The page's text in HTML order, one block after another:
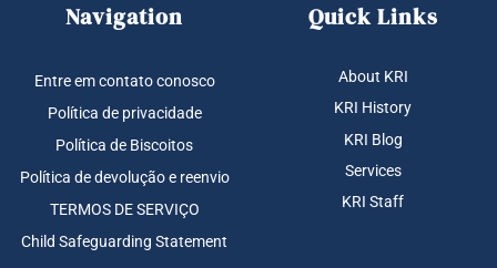
Navigation
Entre em contato conosco
Política de privacidade
Política de Biscoitos
Política de devolução e reenvio
TERMOS DE SERVIÇO
Child Safeguarding Statement
Quick Links
About KRI
KRI History
KRI Blog
Services
KRI Staff